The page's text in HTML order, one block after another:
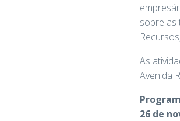
sobre as
As
Avenida
26 de